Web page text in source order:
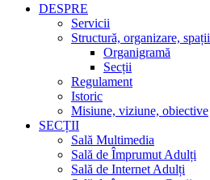
DESPRE
Servicii
Structură, organizare, spații
Organigramă
Secții
Regulament
Istoric
Misiune, viziune, obiective
SECȚII
Sală Multimedia
Sală de Împrumut Adulți
Sală de Internet Adulți